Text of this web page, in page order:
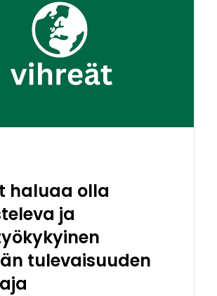
haluaa olla
ja
tulevaisuuden